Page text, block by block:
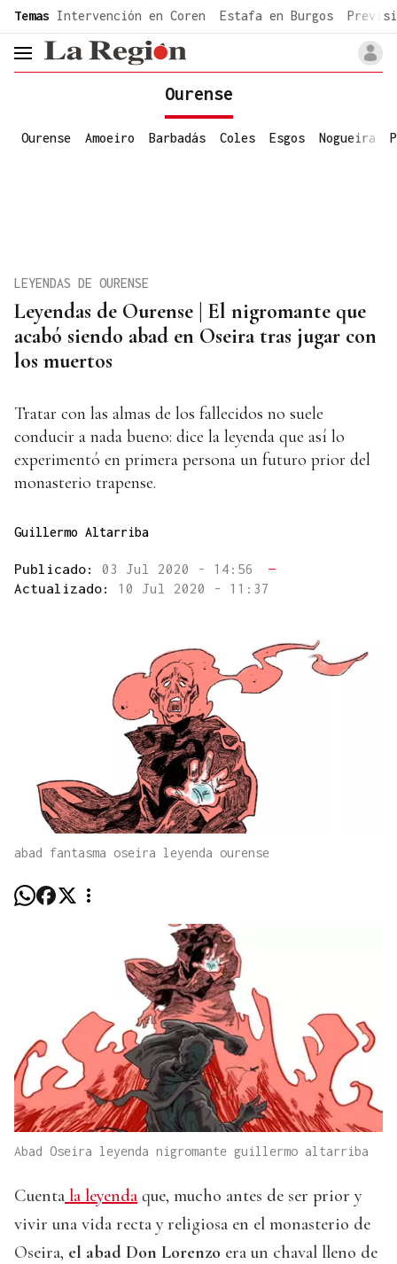
common.go-to-content
Temas Intervención en Coren Estafa en Burgos
header.menu.open
Ourense
Ourense Amoeiro Barbadás Coles Esgos Nogueira
Leyendas de Ourense | El nigromante que
acabó siendo abad en Oseira tras jugar con
los muertos
LEYENDAS DE OURENSE
Tratar con las almas de los fallecidos no suele
conducir a nada bueno: dice la leyenda que así lo
experimentó en primera persona un futuro prior del
monasterio trapense.
Guillermo Altarriba
Publicado: 03 Jul 2020 - 14:56
—
Actualizado: 10 Jul 2020 - 11:37
abad fantasma oseira leyenda ourense
Abad Oseira leyenda nigromante guillermo altarriba
Cuenta la leyenda que, mucho antes de ser prior y
vivir una vida recta y religiosa en el monasterio de
Oseira, el abad Don Lorenzo era un chaval lleno de